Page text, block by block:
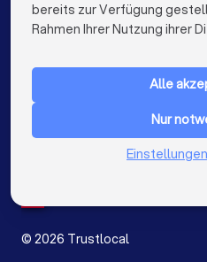
Mediatoren in Leipzig
Mediatoren in Bielefeld
Mediatoren
FÜR PRIVATPERSONEN
Niederlande
© 2026 Trustlocal
bereits zur Verfügung
Rahmen Ihrer Nutzung ihrer
Alle
Nur